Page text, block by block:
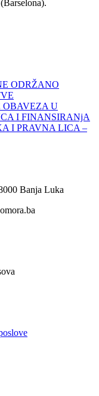
ODRŽANO
OBAVEZA U
I FINANSIRANjA
I PRAVNA LICA –
Banja Luka